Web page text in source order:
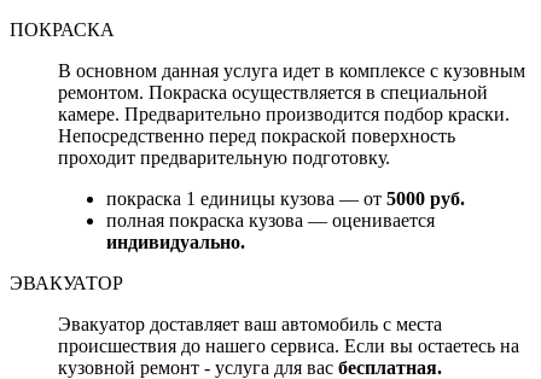
ПОКРАСКА
В основном данная услуга идет в комплексе с кузовным
ремонтом. Покраска осуществляется в специальной
камере. Предварительно производится подбор краски.
Непосредственно перед покраской поверхность
проходит предварительную подготовку.
покраска 1 единицы кузова — от 5000 руб.
полная покраска кузова — оценивается
индивидуально.
ЭВАКУАТОР
Эвакуатор доставляет ваш автомобиль с места
происшествия до нашего сервиса. Если вы остаетесь на
кузовной ремонт - услуга для вас бесплатная.